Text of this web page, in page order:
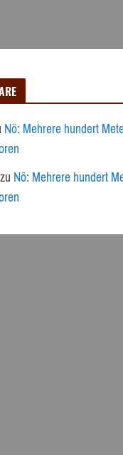
Nö: Mehrere hundert
Nö: Mehrere hundert